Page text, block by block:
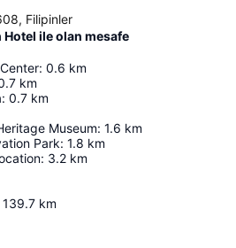
Filipinler
ile olan mesafe
: 0.6 km
km
: 0.7 km
Museum: 1.6 km
Park: 1.8 km
: 3.2 km
139.7 km